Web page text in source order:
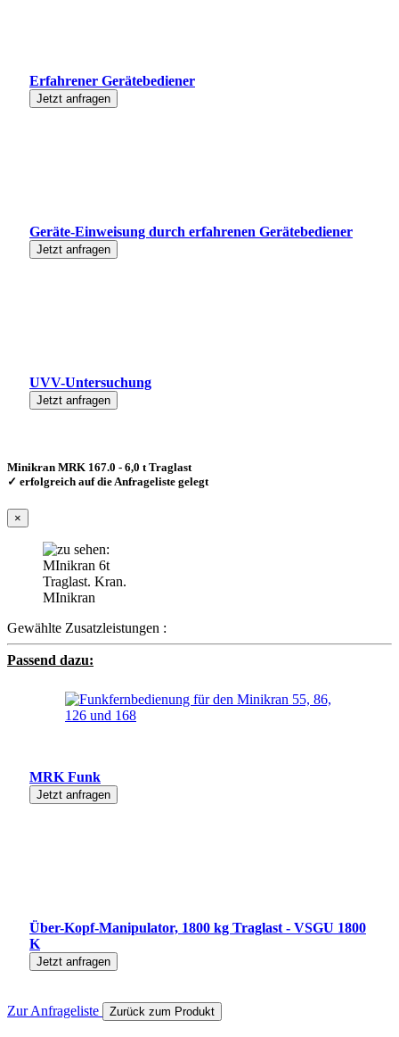
Erfahrener Gerätebediener
Jetzt anfragen
Geräte-Einweisung durch erfahrenen Gerätebediener
Jetzt anfragen
UVV-Untersuchung
Jetzt anfragen
Minikran MRK 167.0 - 6,0 t Traglast
✓ erfolgreich auf die Anfrageliste gelegt
×
Gewählte Zusatzleistungen :
Passend dazu:
MRK Funk
Jetzt anfragen
Über-Kopf-Manipulator, 1800 kg Traglast - VSGU 1800
K
Jetzt anfragen
Zur Anfrageliste Zurück zum Produkt